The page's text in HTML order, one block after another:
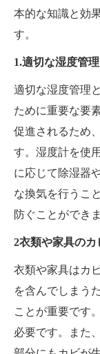
本的な知識と効
す。
1.適切な湿度管
適切な湿度管理
ために重要な要
促進されるため
す。湿度計を使
に応じて除湿器
な換気を行うこ
防ぐことができま
2衣類や家具のカ
衣類や家具はカ
を含んでしまう
ことが重要です
必要です。また